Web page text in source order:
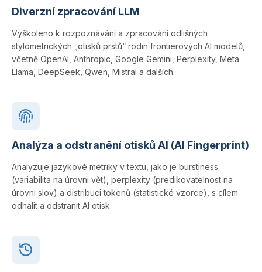
Diverzní zpracování LLM
Vyškoleno k rozpoznávání a zpracování odlišných
stylometrických „otisků prstů“ rodin frontierových AI modelů,
včetně OpenAI, Anthropic, Google Gemini, Perplexity, Meta
Llama, DeepSeek, Qwen, Mistral a dalších.
Analýza a odstranění otisků AI (AI Fingerprint)
Analyzuje jazykové metriky v textu, jako je burstiness
(variabilita na úrovni vět), perplexity (predikovatelnost na
úrovni slov) a distribuci tokenů (statistické vzorce), s cílem
odhalit a odstranit AI otisk.